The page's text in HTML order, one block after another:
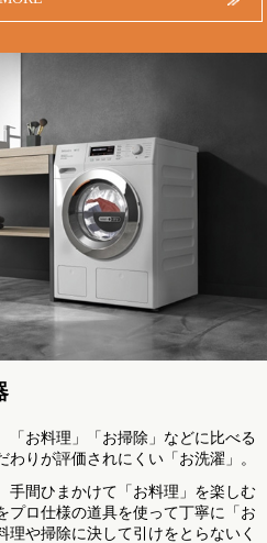
「お料理」「お掃除」などに比べる
りが評価されにくい「お洗濯」。
手間ひまかけて「お料理」を楽しむ
プロ仕様の道具を使って丁寧に「お
や掃除に決して引けをとらないく